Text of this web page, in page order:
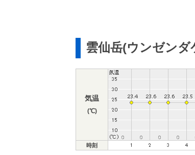
雲仙岳(ウンゼンダ
気温
(℃)
時刻